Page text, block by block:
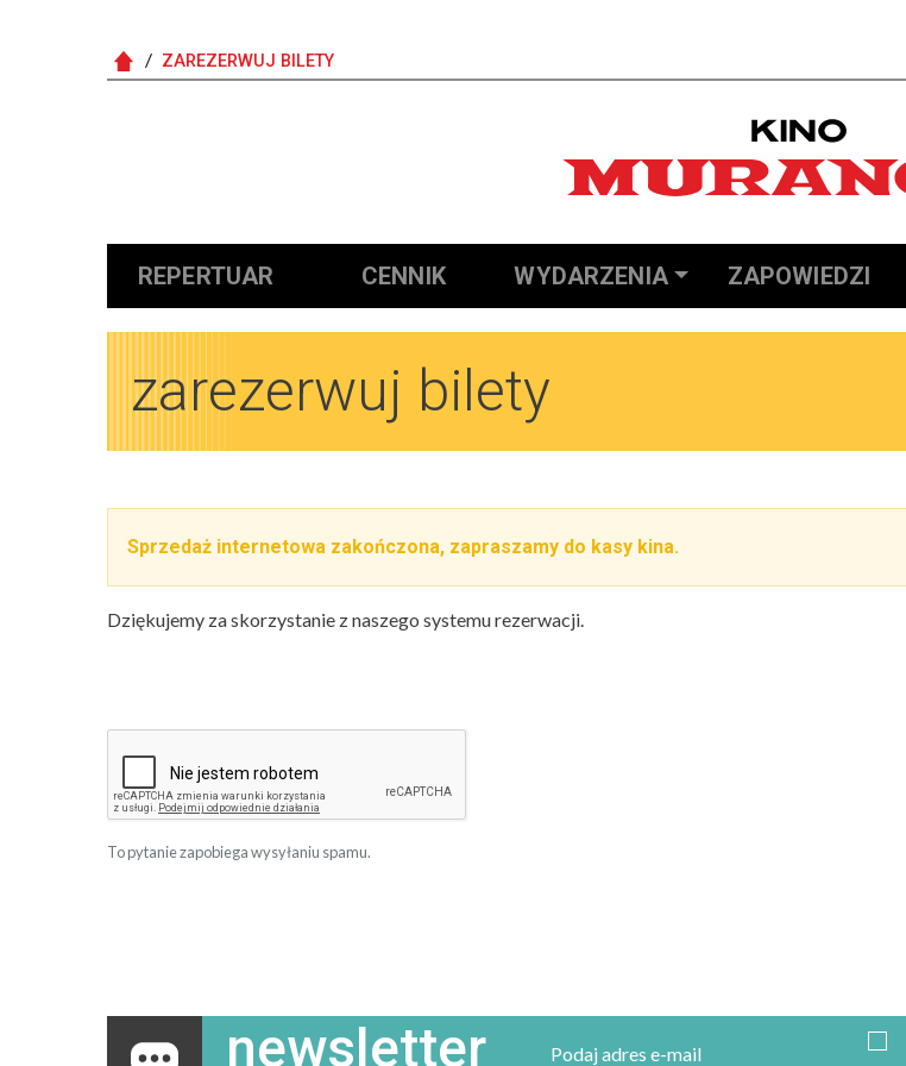
ZAREZERWUJ BILETY
Główna nawigacja
REPERTUAR CENNIK WYDARZENIA ZAPOWIEDZI
zarezerwuj bilety
Sprzedaż internetowa zakończona, zapraszamy do kasy kina.
Dziękujemy za skorzystanie z naszego systemu rezerwacji.
To pytanie zapobiega wysyłaniu spamu.
newsletter